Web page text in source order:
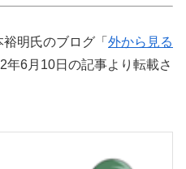
明氏のブログ「 外から見る
年6月10日の記事より転載さ